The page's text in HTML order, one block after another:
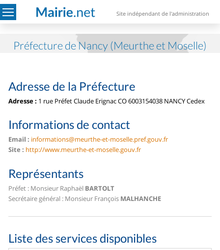
Site indépendant de l'administration
Préfecture de Nancy (Meurthe et Moselle)
Adresse de la Préfecture
Adresse : 1 rue Préfet Claude Erignac CO 6003154038 NANCY Cedex
Informations de contact
Email : informations@meurthe-et-moselle.pref.gouv.fr
Site : http://www.meurthe-et-moselle.gouv.fr
Représentants
Préfet : Monsieur Raphaël BARTOLT
Secrétaire général : Monsieur François MALHANCHE
Liste des services disponibles